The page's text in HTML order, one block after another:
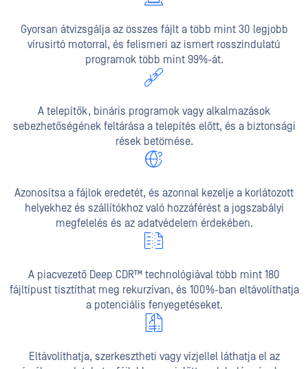
Gyorsan átvizsgálja az összes fájlt a több mint 30 legjobb
vírusirtó motorral, és felismeri az ismert rosszindulatú
programok több mint 99%-át.
A telepítők, bináris programok vagy alkalmazások
sebezhetőségének feltárása a telepítés előtt, és a biztonsági
rések betömése.
Azonosítsa a fájlok eredetét, és azonnal kezelje a korlátozott
helyekhez és szállítókhoz való hozzáférést a jogszabályi
megfelelés és az adatvédelem érdekében.
A piacvezető Deep CDR™ technológiával több mint 180
fájltípust tisztíthat meg rekurzívan, és 100%-ban eltávolíthatja
a potenciális fenyegetéseket.
Eltávolíthatja, szerkesztheti vagy vízjellel láthatja el az